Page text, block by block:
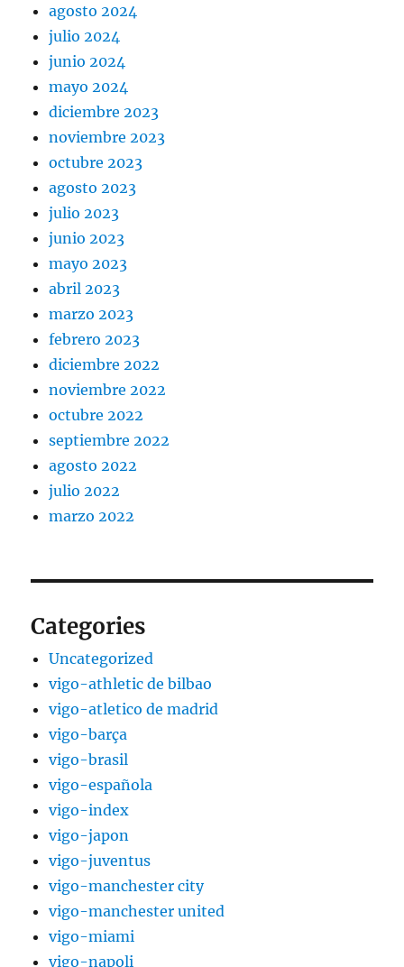
agosto 2024
julio 2024
junio 2024
mayo 2024
diciembre 2023
noviembre 2023
octubre 2023
agosto 2023
julio 2023
junio 2023
mayo 2023
abril 2023
marzo 2023
febrero 2023
diciembre 2022
noviembre 2022
octubre 2022
septiembre 2022
agosto 2022
julio 2022
marzo 2022
Categories
Uncategorized
vigo-athletic de bilbao
vigo-atletico de madrid
vigo-barça
vigo-brasil
vigo-española
vigo-index
vigo-japon
vigo-juventus
vigo-manchester city
vigo-manchester united
vigo-miami
vigo-napoli